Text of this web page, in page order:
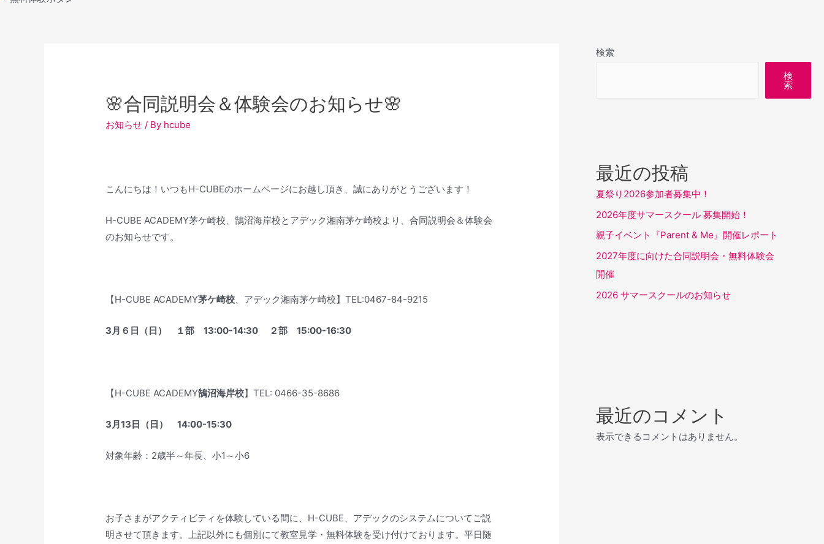
🌸合同説明会＆体験会のお知らせ🌸
お知らせ / By hcube
こんにちは！いつもH-CUBEのホームページにお越し頂き、誠にありがとうございます！
H-CUBE ACADEMY茅ケ崎校、鵠沼海岸校とアデック湘南茅ケ崎校より、合同説明会＆体験会
のお知らせです。
【H-CUBE ACADEMY茅ケ崎校、アデック湘南茅ケ崎校】TEL:0467-84-9215
3月６日（日） １部 13:00-14:30 ２部 15:00-16:30
【H-CUBE ACADEMY鵠沼海岸校】TEL: 0466-35-8686
3月13日（日） 14:00-15:30
対象年齢：2歳半～年長、小1～小6
お子さまがアクティビティを体験している間に、H-CUBE、アデックのシステムについてご説
明させて頂きます。上記以外にも個別にて教室見学・無料体験を受け付けております。平日随
検索
検
索
最近の投稿
夏祭り2026参加者募集中！
2026年度サマースクール 募集開始！
親子イベント『Parent & Me』開催レポート
2027年度に向けた合同説明会・無料体験会
開催
2026 サマースクールのお知らせ
最近のコメント
表示できるコメントはありません。